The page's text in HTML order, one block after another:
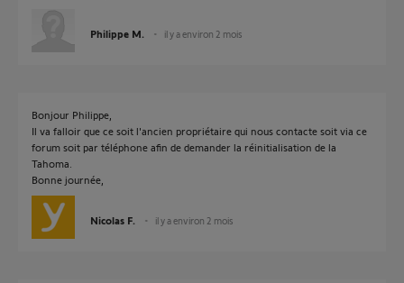
Philippe M. il y a environ 2 mois
Bonjour Philippe,
Il va falloir que ce soit l'ancien propriétaire qui nous contacte soit via ce
forum soit par téléphone afin de demander la réinitialisation de la
Tahoma.
Bonne journée,
Nicolas F. il y a environ 2 mois